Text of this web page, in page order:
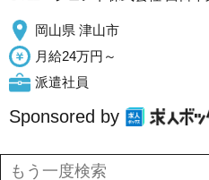
岡山県 津山市
月給24万円～
派遣社員
Sponsored by